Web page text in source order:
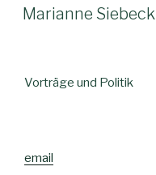
Marianne Siebeck
Vorträge und Politik
email